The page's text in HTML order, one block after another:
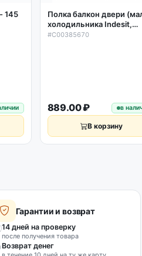
145
Полка балкон двери
холодильника Indesit,
Ariston, Stinol
#C00385670
889.00 ₽ в
В корзину
Гарантии и возврат
14 дней на проверку
после получения товара
Возврат денег